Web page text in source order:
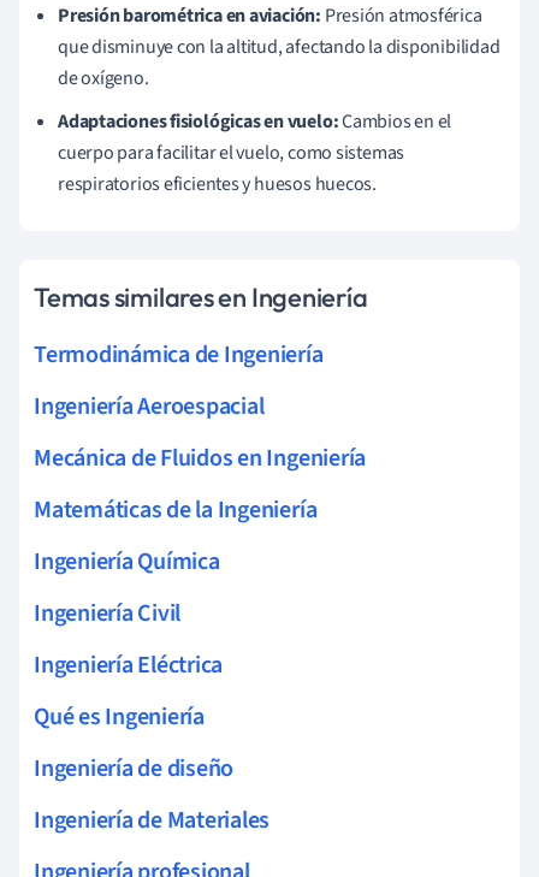
Presión barométrica en aviación: Presión atmosférica
que disminuye con la altitud, afectando la disponibilidad
de oxígeno.
Adaptaciones fisiológicas en vuelo:Cambios en el
cuerpo para facilitar el vuelo, como sistemas
respiratorios eficientes y huesos huecos.
Temas similares en Ingeniería
Termodinámica de Ingeniería
Ingeniería Aeroespacial
Mecánica de Fluidos en Ingeniería
Matemáticas de la Ingeniería
Ingeniería Química
Ingeniería Civil
Ingeniería Eléctrica
Qué es Ingeniería
Ingeniería de diseño
Ingeniería de Materiales